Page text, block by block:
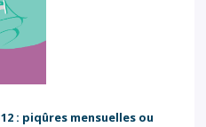
: piqûres mensuelles ou